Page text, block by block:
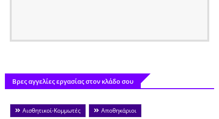
Βρες αγγελίες εργασίας στον κλάδο σου
Αισθητικοί-Κομμωτές
Αποθηκάριοι